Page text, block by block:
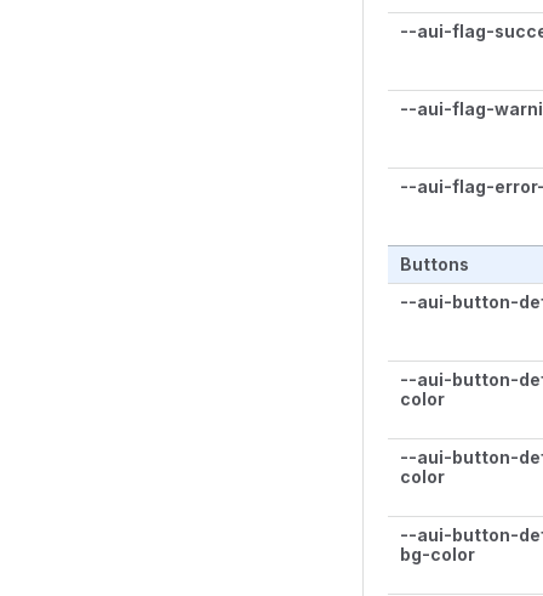
--aui-flag-
--aui-flag-
--aui-flag-
Buttons
--aui-button-
--aui-button-
color
--aui-button-
color
--aui-button-
bg-color